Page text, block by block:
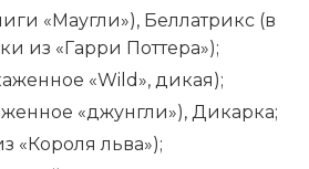
«Маугли»), Беллатрикс (в
из «Гарри Поттера»);
«Wild», дикая);
«джунгли»), Дикарка;
«Короля льва»);